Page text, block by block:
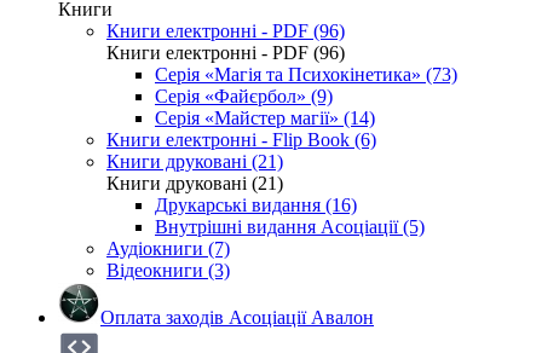
Книги
Книги електронні - PDF (96)
Книги електронні - PDF (96)
Серія «Магія та Психокінетика» (73)
Серія «Файєрбол» (9)
Серія «Майстер магії» (14)
Книги електронні - Flip Book (6)
Книги друковані (21)
Книги друковані (21)
Друкарські видання (16)
Внутрішні видання Асоціації (5)
Аудіокниги (7)
Відеокниги (3)
Оплата заходів Асоціації Авалон